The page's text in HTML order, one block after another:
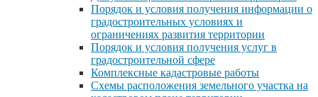
Порядок и условия получения информации о
градостроительных условиях и
ограничениях развития территории
Порядок и условия получения услуг в
градостроительной сфере
Комплексные кадастровые работы
Схемы расположения земельного участка на